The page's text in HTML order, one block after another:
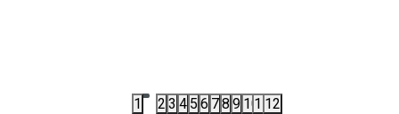
1 2 3 4 5 6 78 9 101112